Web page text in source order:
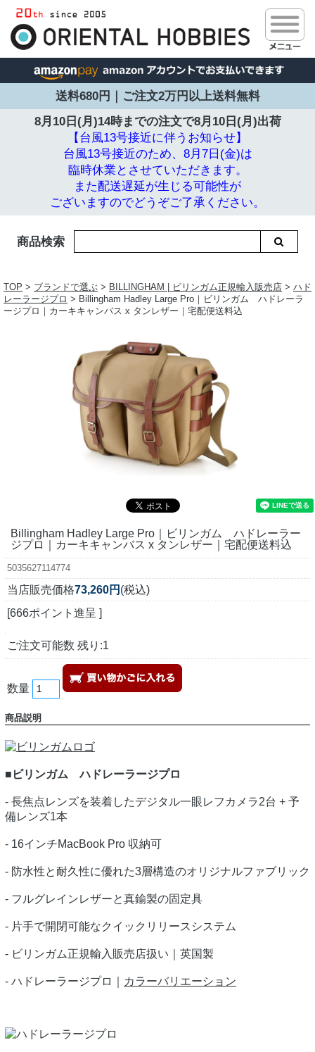
送料680円｜ご注文2万円以上送料無料
8月10日(月)14時までの注文で8月10日(月)出荷
【台風13号接近に伴うお知らせ】
台風13号接近のため、8月7日(金)は
臨時休業とさせていただきます。
また配送遅延が生じる可能性が
ございますのでどうぞご了承ください。
商品検索
TOP > ブランドで選ぶ > BILLINGHAM | ビリンガム正規輸入販売店 > ハド
レーラージプロ > Billingham Hadley Large Pro｜ビリンガム ハドレーラ
ージプロ｜カーキキャンバス x タンレザー｜宅配便送料込
Billingham Hadley Large Pro｜ビリンガム ハドレーラー
ジプロ｜カーキキャンバス x タンレザー｜宅配便送料込
5035627114774
当店販売価格73,260円 (税込)
[666ポイント進呈 ]
ご注文可能数 残り:1
数量
商品説明
■ビリンガム ハドレーラージプロ
- 長焦点レンズを装着したデジタル一眼レフカメラ2台 + 予
備レンズ1本
- 16インチMacBook Pro 収納可
- 防水性と耐久性に優れた3層構造のオリジナルファブリック
- フルグレインレザーと真鍮製の固定具
- 片手で開閉可能なクイックリリースシステム
- ビリンガム正規輸入販売店扱い｜英国製
- ハドレーラージプロ｜ カラーバリエーション